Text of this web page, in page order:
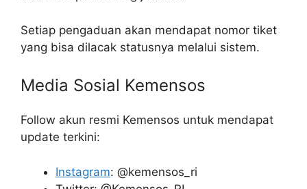
Setiap pengaduan akan mendapat nomor tiket
yang bisa dilacak statusnya melalui sistem.
Media Sosial Kemensos
Follow akun resmi Kemensos untuk mendapat
update terkini:
Instagram: @kemensos_ri